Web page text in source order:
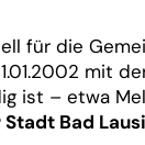
für die
mit
ist – etwa
Bad